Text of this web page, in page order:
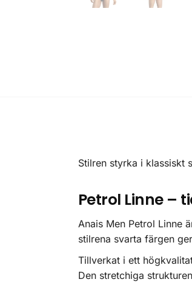
Stilren styrka i klassiskt
Petrol Linne –
Anais Men Petrol Linne
stilrena svarta färgen
Tillverkat i ett
Den stretchiga